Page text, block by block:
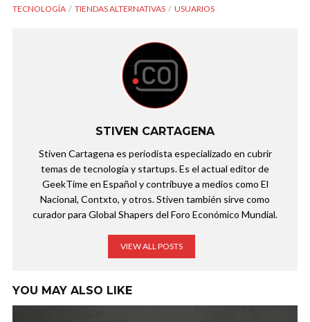
TECNOLOGÍA
TIENDAS ALTERNATIVAS USUARIOS
STIVEN CARTAGENA
Stiven Cartagena es periodista especializado en cubrir
temas de tecnología y startups. Es el actual editor de
GeekTime en Español y contribuye a medios como El
Nacional, Contxto, y otros. Stiven también sirve como
curador para Global Shapers del Foro Económico Mundial.
VIEW ALL POSTS
YOU MAY ALSO LIKE